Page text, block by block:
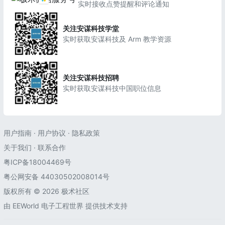
实时接收点赞提醒和评论通知
关注安谋科技学堂
实时获取安谋科技及 Arm 教学资源
关注安谋科技招聘
实时获取安谋科技中国职位信息
用户指南 · 用户协议 · 隐私政策
关于我们 · 联系合作
粤ICP备18004469号
粤公网安备 44030502008014号
版权所有 © 2026 极术社区
由 EEWorld 电子工程世界 提供技术支持